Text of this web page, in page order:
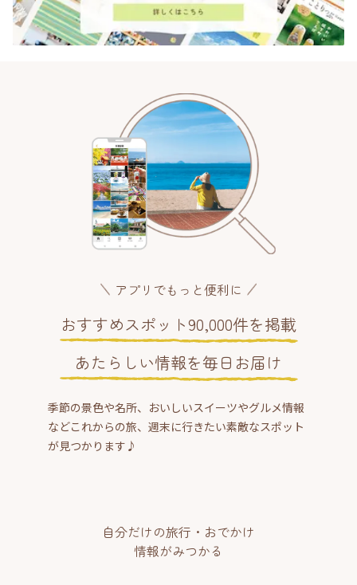
アプリでもっと便利に
おすすめスポット90,000件を掲載
あたらしい情報を毎日お届け
季節の景色や名所、おいしいスイーツやグルメ情報
などこれからの旅、週末に行きたい素敵なスポット
が見つかります♪
自分だけの旅行・おでかけ
情報がみつかる